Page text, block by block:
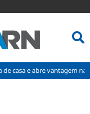
vantagem nas quartas